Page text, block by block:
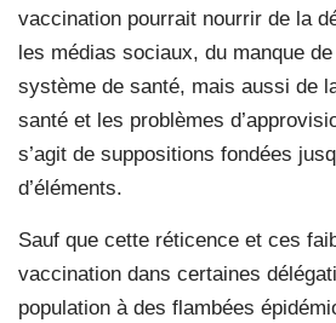
vaccination pourrait nourrir de la
les médias sociaux, du manque
système de santé, mais aussi de
santé et les problèmes
s’agit de suppositions fondées
d’éléments.
Sauf que cette réticence et ces
vaccination dans certaines
population à des flambées